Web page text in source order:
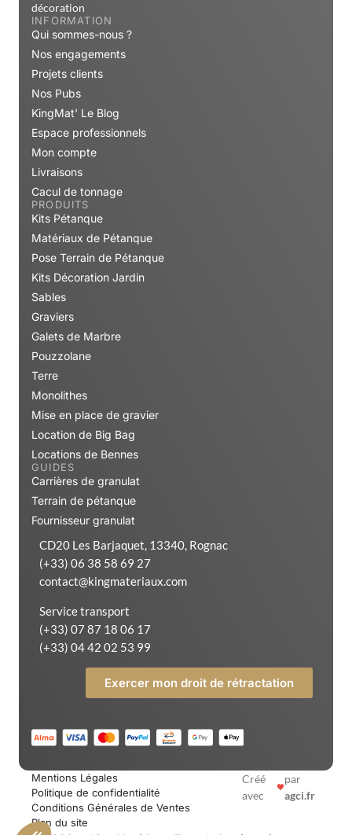
décoration
INFORMATION
Qui sommes-nous ?
Nos engagements
Projets clients
Nos Pubs
KingMat' Le Blog
Espace professionnels
Mon compte
Livraisons
Cacul de tonnage
PRODUITS
Kits Pétanque
Matériaux de Pétanque
Pose Terrain de Pétanque
Kits Décoration Jardin
Sables
Graviers
Galets de Marbre
Pouzzolane
Terre
Monolithes
Mise en place de gravier
Location de Big Bag
Locations de Bennes
GUIDES
Carrières de granulat
Terrain de pétanque
Fournisseur granulat
CD20 Les Barjaquet, 13340, Rognac
(+33) 06 38 58 69 27
contact@kingmateriaux.com
Service transport
(+33) 07 87 18 06 17
(+33) 04 42 02 53 99
Exercer mon droit de rétractation
Mentions Légales
Politique de confidentialité
Conditions Générales de Ventes
Plan du site
Créé
avec
par
agci.fr